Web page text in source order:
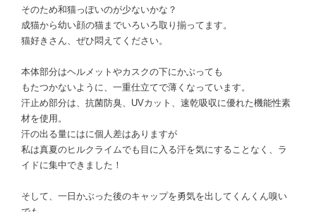
そのため和猫っぽいのが少ないかな？
成猫から幼い顔の猫までいろいろ取り揃ってます。
猫好きさん、ぜひ悶えてください。
本体部分はヘルメットやカスクの下にかぶっても
もたつかないように、一重仕立てで薄くなっています。
汗止め部分は、抗菌防臭、UVカット、速乾吸収に優れた機能性素
材を使用。
汗の出る量にはに個人差はありますが
私は真夏のヒルクライムでも目に入る汗を気にすることなく、ラ
イドに集中できました！
そして、一日かぶった後のキャップを勇気を出してくんくん嗅い